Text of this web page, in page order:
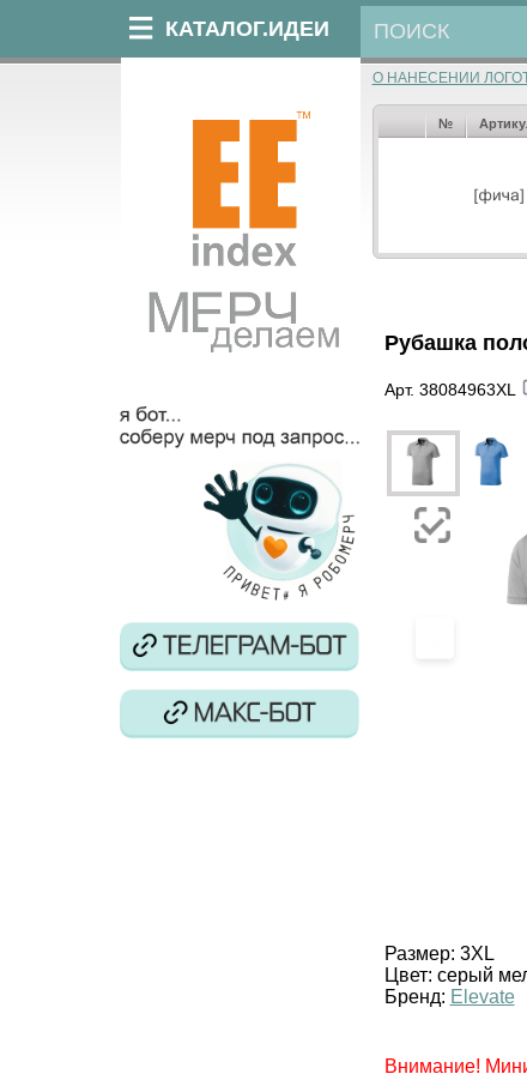
КАТАЛОГ.ИДЕИ
О НАНЕСЕНИИ
№
Рубашка
Арт. 38084963XL
Размер: 3XL
Цвет: серый
Бренд: Elevate
Внимание!